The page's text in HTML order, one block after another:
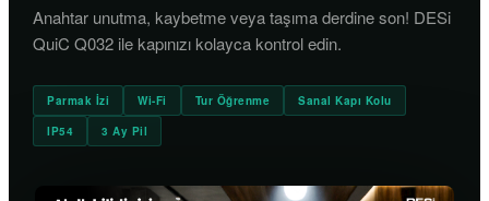
Anahtar unutma, kaybetme veya taşıma derdine son! DESi
QuiC Q032 ile kapınızı kolayca kontrol edin.
Parmak İzi Wi-Fi Tur Öğrenme
Sanal Kapı Kolu
IP54
3 Ay Pil